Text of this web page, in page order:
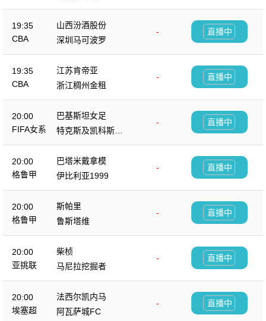
19:35
CBA
山西汾酒股份
-
深圳马可波罗
直播中
19:35
CBA
江苏肯帝亚
-
浙江稠州金租
直播中
20:00
FIFA女系
列赛
巴基斯坦女足
-
特克斯及凯科斯群
岛女足
直播中
20:00
格鲁甲
巴塔米戴拿模
-
伊比利亚1999
直播中
20:00
格鲁甲
斯帕里
-
鲁斯塔维
直播中
20:00
亚挑联
柴桢
-
马尼拉挖掘者
直播中
20:00
埃塞超
法西尔凯内马
-
阿瓦萨城FC
直播中